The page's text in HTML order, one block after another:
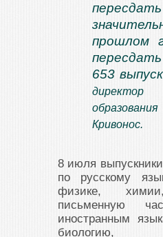
прошлом
653
директор
Кривонос.
8 июля
по русскому
физике,
письменную
иностранным
биологию,